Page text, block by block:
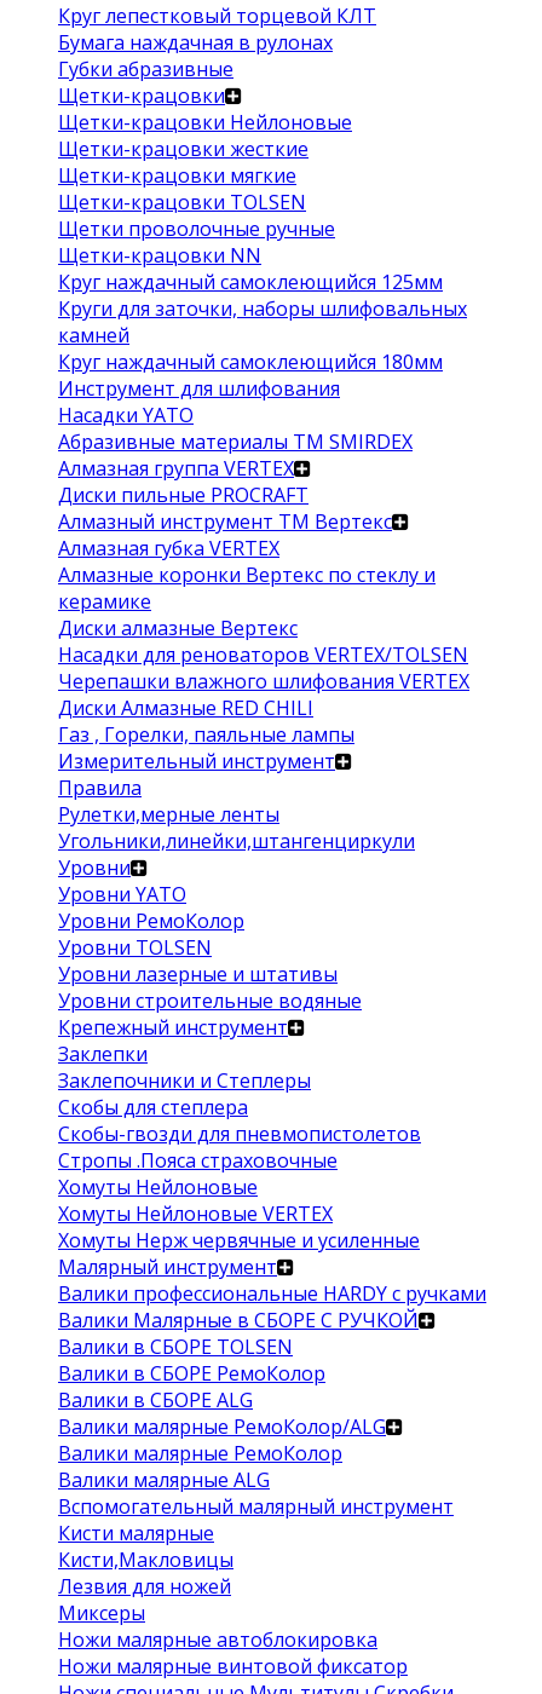
Круг лепестковый торцевой КЛТ
Бумага наждачная в рулонах
Губки абразивные
Щетки-крацовки
Щетки-крацовки Нейлоновые
Щетки-крацовки жесткие
Щетки-крацовки мягкие
Щетки-крацовки TOLSEN
Щетки проволочные ручные
Щетки-крацовки NN
Круг наждачный самоклеющийся 125мм
Круги для заточки, наборы шлифовальных
камней
Круг наждачный самоклеющийся 180мм
Инструмент для шлифования
Насадки YATO
Абразивные материалы ТМ SMIRDEX
Алмазная группа VERTEX
Диски пильные PROCRAFT
Алмазный инструмент ТМ Вертекс
Алмазная губка VERTEX
Алмазные коронки Вертекс по стеклу и
керамике
Диски алмазные Вертекс
Насадки для реноваторов VERTEX/TOLSEN
Черепашки влажного шлифования VERTEX
Диски Алмазные RED CHILI
Газ , Горелки, паяльные лампы
Измерительный инструмент
Правила
Рулетки,мерные ленты
Угольники,линейки,штангенциркули
Уровни
Уровни YATO
Уровни РемоКолор
Уровни TOLSEN
Уровни лазерные и штативы
Уровни строительные водяные
Крепежный инструмент
Заклепки
Заклепочники и Степлеры
Скобы для степлера
Скобы-гвозди для пневмопистолетов
Стропы .Пояса страховочные
Хомуты Нейлоновые
Хомуты Нейлоновые VERTEX
Хомуты Нерж червячные и усиленные
Малярный инструмент
Валики профессиональные HARDY с ручками
Валики Малярные в СБОРЕ С РУЧКОЙ
Валики в СБОРЕ TOLSEN
Валики в СБОРЕ РемоКолор
Валики в СБОРЕ ALG
Валики малярные РемоКолор/ALG
Валики малярные РемоКолор
Валики малярные ALG
Вспомогательный малярный инструмент
Кисти малярные
Кисти,Макловицы
Лезвия для ножей
Миксеры
Ножи малярные автоблокировка
Ножи малярные винтовой фиксатор